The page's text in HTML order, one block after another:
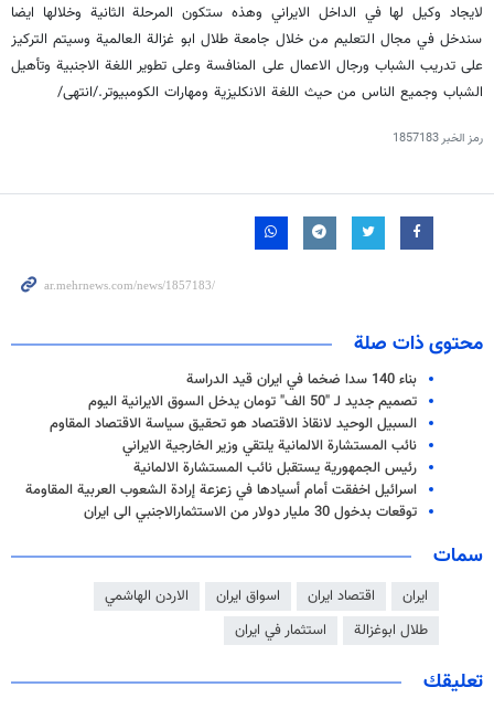
لايجاد وكيل لها في الداخل الايراني وهذه ستكون المرحلة الثانية وخلالها ايضا
سندخل في مجال التعليم من خلال جامعة طلال ابو غزالة العالمية وسيتم التركيز
على تدريب الشباب ورجال الاعمال على المنافسة وعلى تطوير اللغة الاجنبية وتأهيل
الشباب وجميع الناس من حيث اللغة الانكليزية ومهارات الكومبيوتر./انتهى/
رمز الخبر1857183
محتوى ذات صلة
بناء 140 سدا ضخما في ايران قيد الدراسة
تصميم جديد لـ "50 الف" تومان يدخل السوق الايرانية اليوم
السبيل الوحيد لانقاذ الاقتصاد هو تحقيق سياسة الاقتصاد المقاوم
نائب المستشارة الالمانية يلتقي وزير الخارجية الايراني
رئيس الجمهورية يستقبل نائب المستشارة الالمانية
اسرائيل اخفقت أمام أسيادها في زعزعة إرادة الشعوب العربية المقاومة
توقعات بدخول 30 مليار دولار من الاستثمارالاجنبي الى ايران
سمات
ايران اقتصاد ايران اسواق ايران
الاردن الهاشمي
طلال ابوغزالة
استثمار في ايران
تعليقك